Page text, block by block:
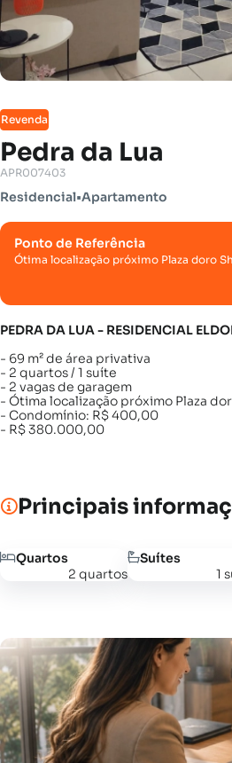
Revenda
Pedra da Lua
APR007403
Residencial•Apartamento
Ponto de Referência
Ótima localização próximo Plaza doro
PEDRA DA LUA - RESIDENCIAL
- 69 m² de área privativa
- 2 quartos / 1 suíte
- 2 vagas de garagem
- Ótima localização próximo Plaza
- Condomínio: R$ 400,00
- R$ 380.000,00
Principais
Quartos
2 quartos
Suítes
1